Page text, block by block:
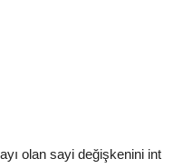
olan sayi değişkenini int